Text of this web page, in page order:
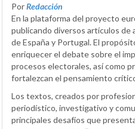
PorRedacción
En la plataforma del proyecto
publicando diversos artículos de
de España y Portugal. El
enriquecer el debate sobre el
procesos electorales, así como
fortalezcan el pensamiento
Los textos, creados por
periodístico, investigativo y
principales desafíos que